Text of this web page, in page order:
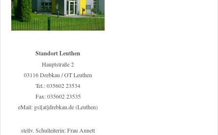
Standort Leuthen
Hauptstraße 2
03116 Drebkau / OT Leuthen
Tel.: 035602 23534
Fax: 035602 23535
eMail: gsl[at]drebkau.de (Leuthen)
stellv. Schulleiterin: Frau Annett